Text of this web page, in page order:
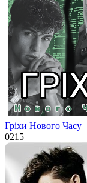
Гріхи Нового Часу
0215